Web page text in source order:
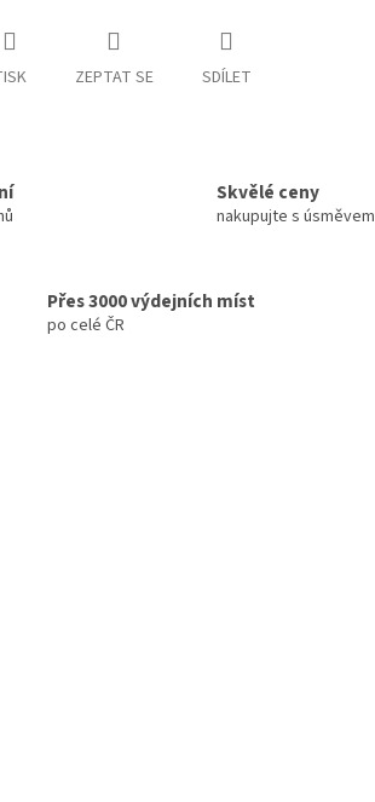
ZEPTAT SE SDÍLET
Skvělé ceny
nakupujte s úsměvem
Přes 3000 výdejních míst
po celé ČR